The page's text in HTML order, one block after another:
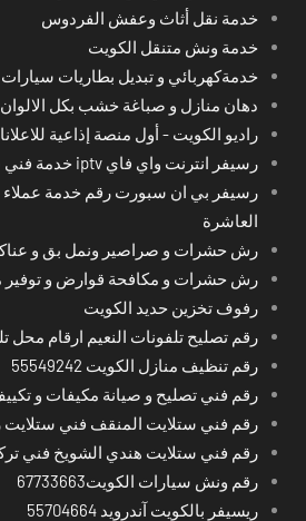
خدمة نقل أثاث وعفش الفردوس
خدمة ونش متنقل الكويت
خدمةكهربائي و تبديل بطاريات
دهان منازل و صباغة خشب بكل
راديو الكويت - أول منصة إذاعية
رسيفر انترنت واي فاي iptv خدمة فني ستلايت المنقف
رسيفر بي ان سبورت رقم خدمة
العاشرة
رش حشرات و صراصير ونمل بق و
رش حشرات و مكافحة قوارض و توفير
رفوف تخزين حديد الكويت
رقم تصليح تلفونات النعيم ارقام محل
رقم تنظيف منازل الكويت 55549242
رقم فني تصليح و صيانة مكيفات و
رقم فني ستلايت المنقف فني
رقم فني ستلايت هندي الشويخ فني
رقم ونش سيارات الكويت67733663
ريسيفر بالكويت آندرويد 55704664